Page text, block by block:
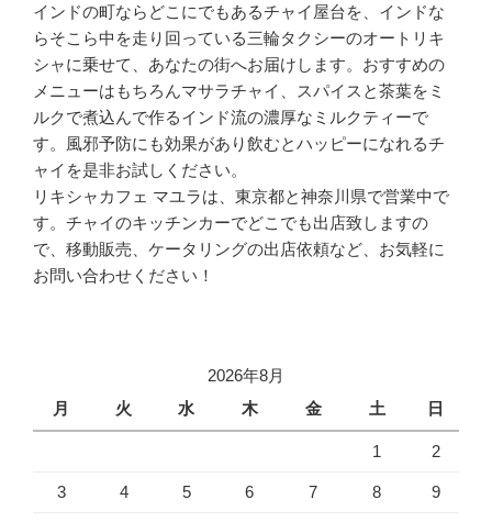
インドの町ならどこにでもあるチャイ屋台を、インドな
らそこら中を走り回っている三輪タクシーのオートリキ
シャに乗せて、あなたの街へお届けします。おすすめの
メニューはもちろんマサラチャイ、スパイスと茶葉をミ
ルクで煮込んで作るインド流の濃厚なミルクティーで
す。風邪予防にも効果があり飲むとハッピーになれるチ
ャイを是非お試しください。
リキシャカフェ マユラは、東京都と神奈川県で営業中で
す。チャイのキッチンカーでどこでも出店致しますの
で、移動販売、ケータリングの出店依頼など、お気軽に
お問い合わせください！
2026年8月
月
火 水 木 金 土 日
1 2
3 4 5 6 7 8 9